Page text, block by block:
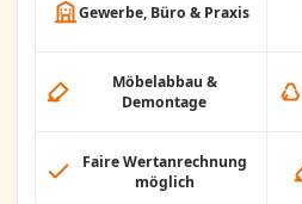
Gewerbe, Büro & Praxis
Möbelabbau &
Demontage
Faire Wertanrechnung
möglich